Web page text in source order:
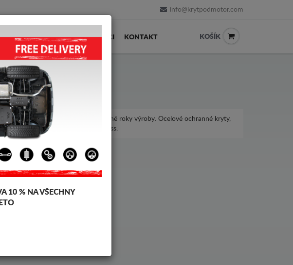
info@krytpodmotor.com
FEEDBACK PRODEJCI KONTAKT KOŠÍK
model Citroen C3 Aircross, pro různé roky výroby. Ocelové ochranné kryty,
Kryt pod motor Citroen C3 Aircross.
10 % NA VŠECHNY